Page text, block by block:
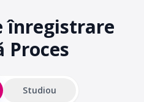
înregistrare
Proces
Studiou